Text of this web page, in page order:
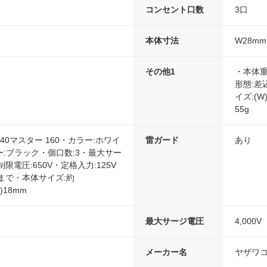
コンセント口数 3口
本体寸法
その他1
・本体
形態:差
イズ
55g
マスター 160・カラー:ホワイ
:ブラック・個口数:3・最大サー
限電圧:650V・定格入力:125V
で・本体サイズ:約
雷ガード あり
最大サージ電圧 4,000V
メーカー名 ヤザワ